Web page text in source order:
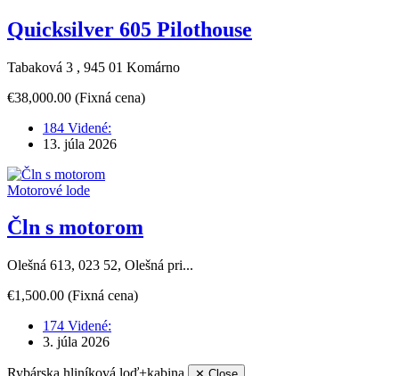
Quicksilver 605 Pilothouse
Tabaková 3 , 945 01 Komárno
€38,000.00 (Fixná cena)
184 Videné:
13. júla 2026
Motorové lode
Čln s motorom
Olešná 613, 023 52, Olešná pri...
€1,500.00 (Fixná cena)
174 Videné:
3. júla 2026